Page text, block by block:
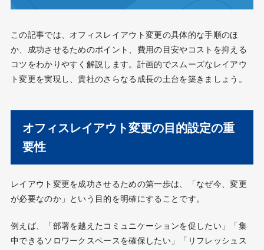
この記事では、オフィスレイアウト変更の具体的な手順のほ
か、成功させるためのポイント、費用の目安やコストを抑える
コツをわかりやすく解説します。計画的でスムーズなレイアウ
ト変更を実現し、貴社のさらなる成長の土台を築きましょう。
オフィスレイアウト変更の目的設定の重
要性
レイアウト変更を成功させるための第一歩は、「なぜ今、変更
が必要なのか」という目的を明確にすることです。
例えば、「部署を越えたコミュニケーションを促したい」「集
中できるソロワークスペースを確保したい」「リフレッシュス